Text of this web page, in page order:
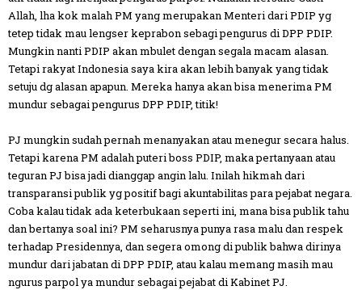
Allah, lha kok malah PM yang merupakan Menteri dari PDIP yg
tetep tidak mau lengser keprabon sebagi pengurus di DPP PDIP.
Mungkin nanti PDIP akan mbulet dengan segala macam alasan.
Tetapi rakyat Indonesia saya kira akan lebih banyak yang tidak
setuju dg alasan apapun. Mereka hanya akan bisa menerima PM
mundur sebagai pengurus DPP PDIP, titik!
PJ mungkin sudah pernah menanyakan atau menegur secara halus.
Tetapi karena PM adalah puteri boss PDIP, maka pertanyaan atau
teguran PJ bisa jadi dianggap angin lalu. Inilah hikmah dari
transparansi publik yg positif bagi akuntabilitas para pejabat negara.
Coba kalau tidak ada keterbukaan seperti ini, mana bisa publik tahu
dan bertanya soal ini? PM seharusnya punya rasa malu dan respek
terhadap Presidennya, dan segera omong di publik bahwa dirinya
mundur dari jabatan di DPP PDIP, atau kalau memang masih mau
ngurus parpol ya mundur sebagai pejabat di Kabinet PJ.